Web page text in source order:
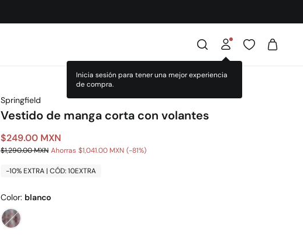
Springfield
Vestido de manga corta con volantes
$249.00 MXN
$1,290.00 MXN Ahorras $1,041.00 MXN 81
-10% EXTRA | CÓD: 10EXTRA
Color: blanco